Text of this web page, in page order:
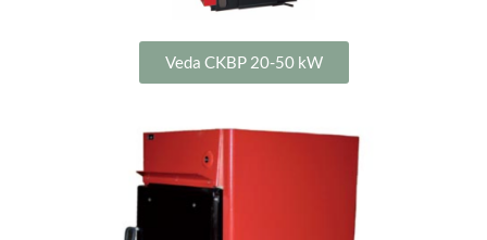
Veda CKBP 20-50 kW